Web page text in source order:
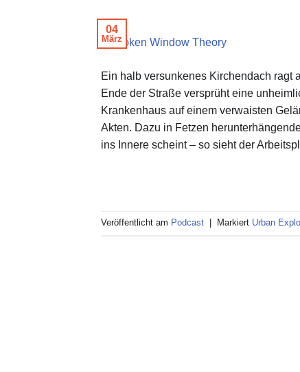
© Broken Window Theory
04
März
Ein halb versunkenes Kirchendach ragt
Ende der Straße versprüht eine
Krankenhaus auf einem verwaisten
Akten. Dazu in Fetzen
ins Innere scheint – so sieht der
Veröffentlicht am Podcast Markiert Urban